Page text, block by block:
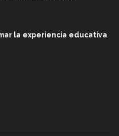
la experiencia educativa